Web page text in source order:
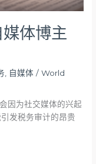
体博主
自媒体 /World
因为社交媒体的兴起
发税务审计的昂贵